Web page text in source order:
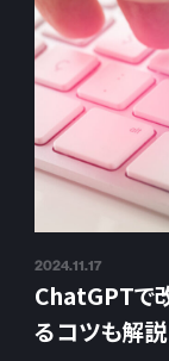
2024.11.17
ChatGPTで
るコツも解説